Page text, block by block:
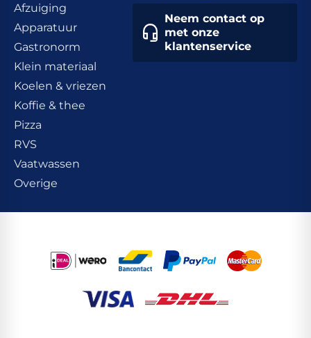
Afzuiging
Apparatuur
Gastronorm
Klein materiaal
Koelen & vriezen
Koffie & thee
Pizza
RVS
Vaatwassen
Overige
Neem contact op
met onze
klantenservice